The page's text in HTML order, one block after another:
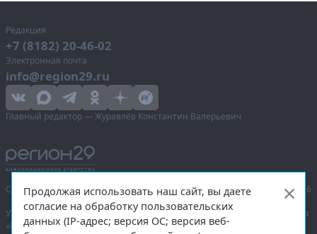
Редакция
+7 (8182) 20-46-02
Электронная почта
info@region29.ru
Главный редактор — Журавлёв Константин Валерьевич
Сетевое издание «Информационное агентство Регион 29»,
© 2016–2026
Учредитель — общество с ограниченной ответственностью «Агентство
«Правда Севера».
Продолжая использовать наш сайт, вы даете
согласие на обработку пользовательских
данных (IP-адрес; версия ОС; версия веб-